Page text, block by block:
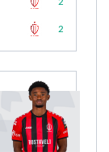
2
2